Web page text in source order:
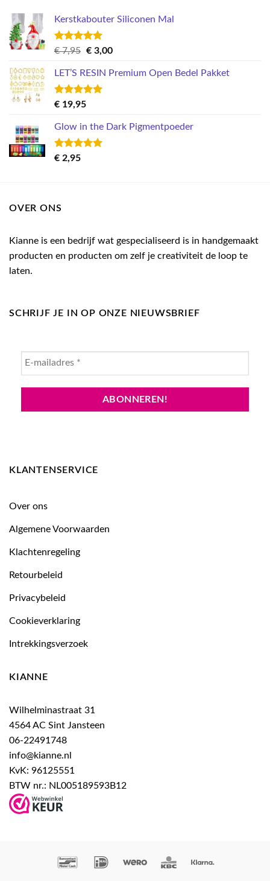
Kerstkabouter Siliconen Mal
Gewaardeerd
€7,95 Oorspronkelijke
was:
€ 7,95.
€3,00Huidige
is:
LET’S RESIN Premium Open Bedel Pakket
Gewaardeerd
€ 19,95
Glow in the Dark Pigmentpoeder
Gewaardeerd
€ 2,95
OVER ONS
Kianne is een bedrijf wat gespecialiseerd is in handgemaakt
producten en producten om zelf je creativiteit de loop te
laten.
SCHRIJF JE IN OP ONZE NIEUWSBRIEF
KLANTENSERVICE
Over ons
Algemene Voorwaarden
Klachtenregeling
Retourbeleid
Privacybeleid
Cookieverklaring
Intrekkingsverzoek
KIANNE
Wilhelminastraat 31
4564 AC Sint Jansteen
06-22491748
info@kianne.nl
KvK: 96125551
BTW nr.: NL005189593B12
BancontactIDeal Wero KBC Klarna